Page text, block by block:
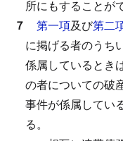
所にもすることが
７ 第一項及び第二
に掲げる者のうち
係属しているとき
の者についての破
事件が係属してい
る。